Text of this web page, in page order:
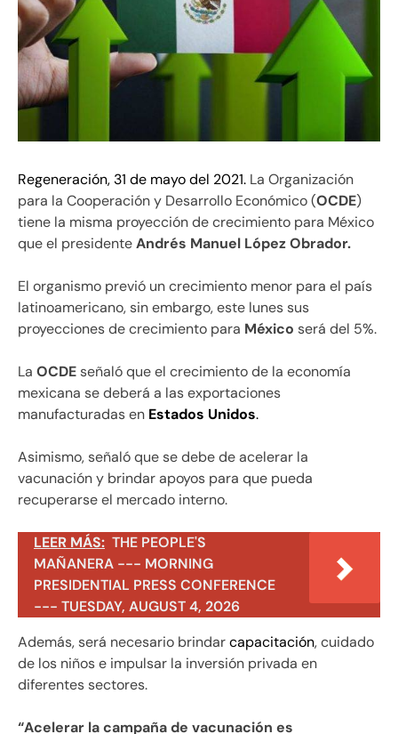
Regeneración, 31 de mayo del 2021. La Organización
para la Cooperación y Desarrollo Económico (OCDE)
tiene la misma proyección de crecimiento para México
que el presidenteAndrés Manuel López Obrador.
El organismo previó un crecimiento menor para el país
latinoamericano, sin embargo, este lunes sus
proyecciones de crecimiento para México será del 5%.
La OCDEseñaló que el crecimiento de la economía
mexicana se deberá a las exportaciones
manufacturadas en Estados Unidos.
Asimismo, señaló que se debe de acelerar la
vacunación y brindar apoyos para que pueda
recuperarse el mercado interno.
LEER MÁS: THE PEOPLE'S
MAÑANERA --- MORNING
PRESIDENTIAL PRESS CONFERENCE
--- TUESDAY, AUGUST 4, 2026
Además, será necesario brindarcapacitación, cuidado
de los niños e impulsar la inversión privada en
diferentes sectores.
“Acelerar la campaña de vacunación es